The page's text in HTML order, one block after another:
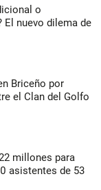
o
El nuevo dilema de
Briceño por
el Clan del Golfo
millones para
asistentes de 53